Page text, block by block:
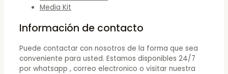
Media Kit
Información de contacto
Puede contactar con nosotros de la forma que sea
conveniente para usted. Estamos disponibles 24/7
por whatsapp , correo electronico o visitar nuestra